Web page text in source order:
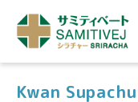
Kwan